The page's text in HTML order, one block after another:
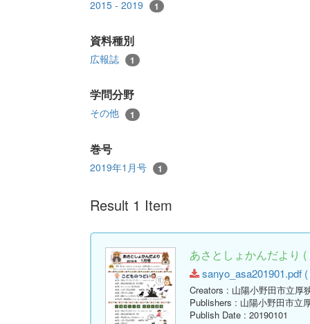
2015 - 2019 1
資料種別
広報誌 1
学問分野
その他 1
巻号
2019年1月号 1
Result 1 Item
あさとしょかんだより
sanyo_asa201901.pdf
Creators : 山陽小野田市立厚
Publishers : 山陽小野田市立
Publish Date : 20190101